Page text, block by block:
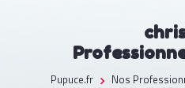
Pupuce.fr Nos